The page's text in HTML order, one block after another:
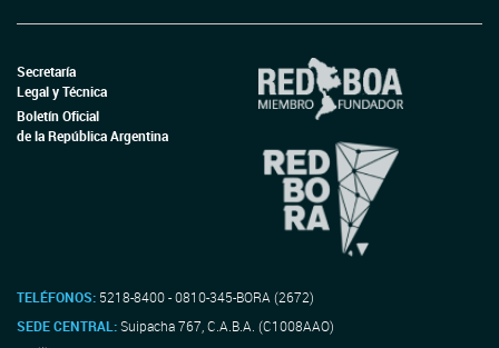
Secretaría
Legal y Técnica
Boletín Oficial
de la República Argentina
TELÉFONOS: 5218-8400 - 0810-345-BORA (2672)
SEDE CENTRAL:Suipacha 767, C.A.B.A. (C1008AAO)